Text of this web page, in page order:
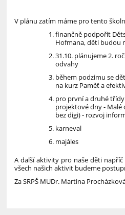
V plánu zatím máme pro tento
finančně podpořit
Hofmana, děti budou
31.10. plánujeme 2.
odvahy
během podzimu se
na kurz Paměť a
pro první a druhé
projektové dny - Malé
bez digi) - rozvoj
karneval
majáles
A další aktivity pro naše děti
všech našich aktivit budeme
Za SRPŠ MUDr. Martina